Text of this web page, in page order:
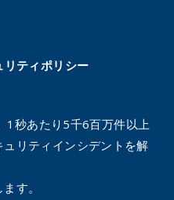
ティポリシー
1秒あたり5千6百万件以上
リティインシデントを解
す。